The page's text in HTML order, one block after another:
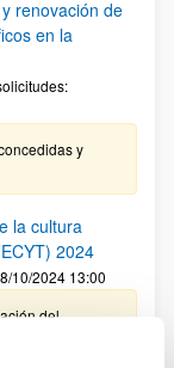
renovación de
en la
y
la cultura
2024
10/2024 13:00
del